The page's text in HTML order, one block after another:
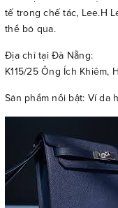
tế trong chế tác, Lee.H
thể bỏ qua.
Địa chỉ tại Đà Nẵng:
K115/25 Ông Ích Khiêm,
Sản phẩm nổi bật: Ví da